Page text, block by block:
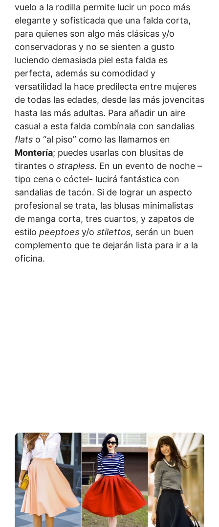
vuelo a la rodilla permite lucir un poco más
elegante y sofisticada que una falda corta,
para quienes son algo más clásicas y/o
conservadoras y no se sienten a gusto
luciendo demasiada piel esta falda es
perfecta, además su comodidad y
versatilidad la hace predilecta entre mujeres
de todas las edades, desde las más jovencitas
hasta las más adultas. Para añadir un aire
casual a esta falda combínala con sandalias
flats o “al piso” como las llamamos en
Montería; puedes usarlas con blusitas de
tirantes o strapless. En un evento de noche –
tipo cena o cóctel- lucirá fantástica con
sandalias de tacón. Si de lograr un aspecto
profesional se trata, las blusas minimalistas
de manga corta, tres cuartos, y zapatos de
estilo peeptoes y/o stilettos, serán un buen
complemento que te dejarán lista para ir a la
oficina.